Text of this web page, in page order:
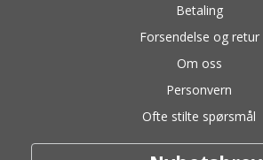
Betaling
Forsendelse og retur
Om oss
Personvern
Ofte stilte spørsmål